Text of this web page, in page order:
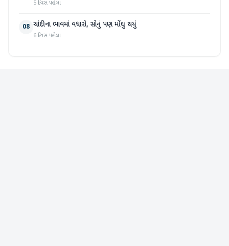
5 દિવસ પહેલા
08 ચાંદીના ભાવમાં વધારો, સોનું પણ મોંઘુ થયું
6 દિવસ પહેલા